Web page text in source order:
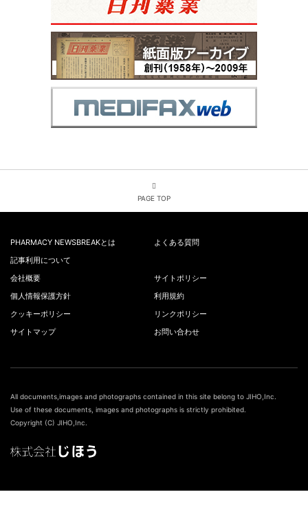
PAGE TOP
PHARMACY NEWSBREAKとは
よくある質問
記事利用について
会社概要
サイトポリシー
個人情報保護方針
利用規約
クッキーポリシー
リンクポリシー
サイトマップ
お問い合わせ
All documents,images and photographs contained in this site belong to JIHO,Inc.
Use of these documents, images and photographs is strictly prohibited.
Copyright (C) JIHO,Inc.